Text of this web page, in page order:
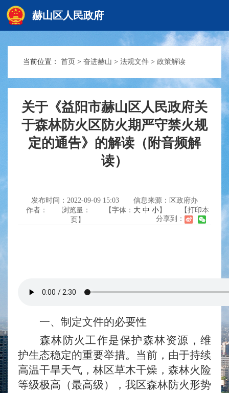
赫山区人民政府
赫山首页
政务要闻
信息公开
当前位置： 首页 > 奋进赫山 > 法规文件 > 政策解读
关于《益阳市赫山区人民政府关
于森林防火区防火期严守禁火规
定的通告》的解读（附音频解
读）
发布时间：2022-09-09 15:03
信息来源：区政府办
作者：
浏览量： 【字体： 大 中 小】
【打印本
页】
分享到：
一、制定文件的必要性
森林防火工作是保护森林资源，维
护生态稳定的重要举措。当前，由于持续
高温干旱天气，林区草木干燥，森林火险
等级极高（最高级），我区森林防火形势